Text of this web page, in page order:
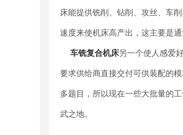
床能提供铣削、钻削、攻丝、车
速度来使机床高产出，这主要是
车铣复合机床另一个使人感爱
要求供给商直接交付可供装配的
多题目，所以现在一些大批量的
武之地。